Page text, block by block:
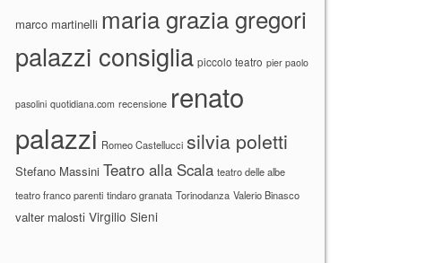
marco martinelli maria grazia gregori
palazzi consiglia piccolo teatro pier paolo
pasolini quotidiana.com recensione renato
palazzi Romeo Castellucci silvia poletti
Stefano Massini Teatro alla Scala teatro delle albe
teatro franco parenti tindaro granata Torinodanza Valerio Binasco
valter malosti Virgilio Sieni